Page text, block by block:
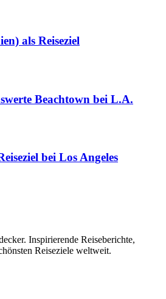
als Reiseziel
Beachtown bei L.A.
bei Los Angeles
Inspirierende Reiseberichte,
Reiseziele weltweit.